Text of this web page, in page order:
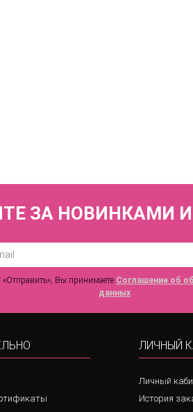
ЗА НОВИНКАМИ
Вы принимаете Соглашение об
данных
ЛИЧНЫЙ
Личный
История